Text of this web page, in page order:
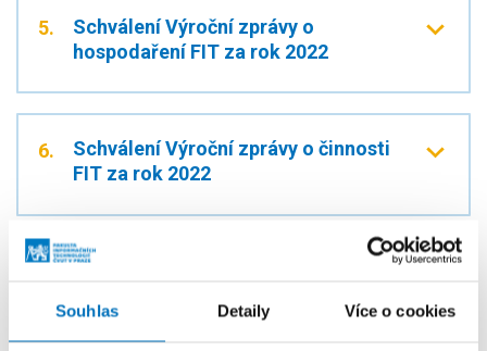
Souhlas Detaily Více o cookies
5.
Schválení Výroční zprávy o
hospodaření FIT za rok 2022
6.
Schválení Výroční zprávy o činnosti
FIT za rok 2022